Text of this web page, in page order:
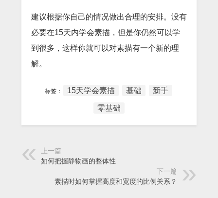
建议根据你自己的情况做出合理的安排。没有
必要在15天内学会素描，但是你仍然可以学
到很多，这样你就可以对素描有一个新的理
解。
标签： 15天学会素描 基础 新手
零基础
上一篇
如何把握静物画的整体性
下一篇
素描时如何掌握高度和宽度的比例关系？